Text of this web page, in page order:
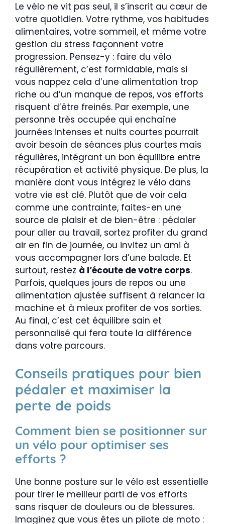
Le vélo ne vit pas seul, il s’inscrit au cœur de
votre quotidien. Votre rythme, vos habitudes
alimentaires, votre sommeil, et même votre
gestion du stress façonnent votre
progression. Pensez-y : faire du vélo
régulièrement, c’est formidable, mais si
vous nappez cela d’une alimentation trop
riche ou d’un manque de repos, vos efforts
risquent d’être freinés. Par exemple, une
personne très occupée qui enchaîne
journées intenses et nuits courtes pourrait
avoir besoin de séances plus courtes mais
régulières, intégrant un bon équilibre entre
récupération et activité physique. De plus, la
manière dont vous intégrez le vélo dans
votre vie est clé. Plutôt que de voir cela
comme une contrainte, faites-en une
source de plaisir et de bien-être : pédaler
pour aller au travail, sortez profiter du grand
air en fin de journée, ou invitez un ami à
vous accompagner lors d’une balade. Et
surtout, restez à l’écoute de votre corps.
Parfois, quelques jours de repos ou une
alimentation ajustée suffisent à relancer la
machine et à mieux profiter de vos sorties.
Au final, c’est cet équilibre sain et
personnalisé qui fera toute la différence
dans votre parcours.
Conseils pratiques pour bien
pédaler et maximiser la
perte de poids
Comment bien se positionner sur
un vélo pour optimiser ses
efforts ?
Une bonne posture sur le vélo est essentielle
pour tirer le meilleur parti de vos efforts
sans risquer de douleurs ou de blessures.
Imaginez que vous êtes un pilote de moto :